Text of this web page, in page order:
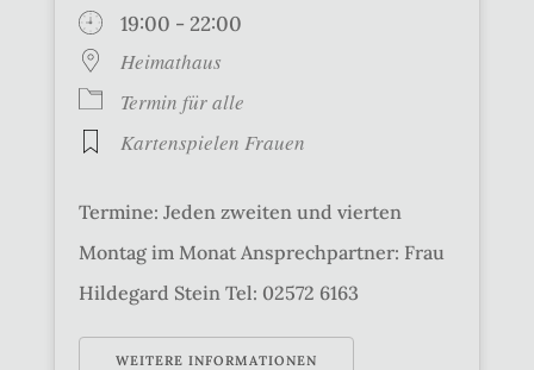
19:00 - 22:00
Heimathaus
Termin für alle
Kartenspielen Frauen
Termine: Jeden zweiten und vierten
Montag im Monat Ansprechpartner: Frau
Hildegard Stein Tel: 02572 6163
WEITERE INFORMATIONEN